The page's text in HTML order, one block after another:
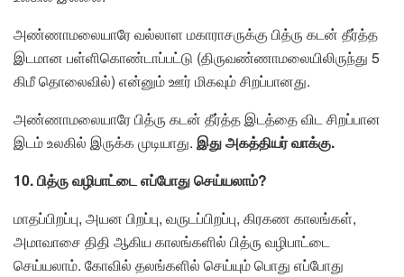
அண்ணாமலையாரே வல்லாள மகாராசருக்கு பித்ரு கடன் தீர்த்த
இடமான பள்ளிகொண்டாப்பட்டு (திருவண்ணாமலையிலிருந்து 5
கிமீ தொலைவில்) என்னும் ஊர் மிகவும் சிறப்பானது.
அண்ணாமலையாரே பித்ரு கடன் தீர்த்த இடத்தை விட சிறப்பான
இடம் உலகில் இருக்க முடியாது. இது அகத்தியர் வாக்கு.
10. பித்ரு வழிபாட்டை எப்போது செய்யலாம்?
மாதப்பிறப்பு, அயன பிறப்பு, வருடப்பிறப்பு, கிரகண காலங்கள்,
அமாவாசை திதி ஆகிய காலங்களில் பித்ரு வழிபாட்டை
செய்யலாம். கோவில் தலங்களில் செய்யும் பொது எப்போது